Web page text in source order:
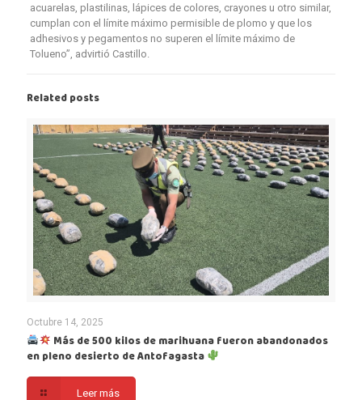
acuarelas, plastilinas, lápices de colores, crayones u otro similar,
cumplan con el límite máximo permisible de plomo y que los
adhesivos y pegamentos no superen el límite máximo de
Tolueno”, advirtió Castillo.
Related posts
Octubre 14, 2025
Más de 500 kilos de marihuana fueron abandonados
en pleno desierto de Antofagasta
Leer más